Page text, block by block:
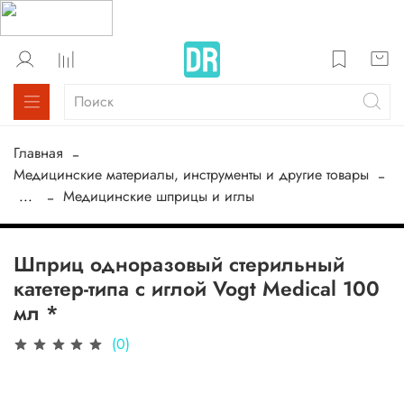
Главная
Медицинские материалы, инструменты и другие товары
...
Медицинские шприцы и иглы
Шприц одноразовый стерильный
катетер-типа с иглой Vogt Medical 100
мл *
(0)